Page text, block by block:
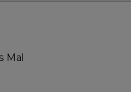
Mal